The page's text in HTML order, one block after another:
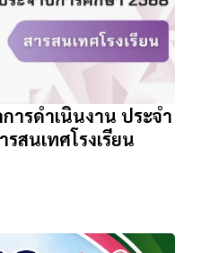
ารดำเนินงาน ประจำ
สนเทศโรงเรียน